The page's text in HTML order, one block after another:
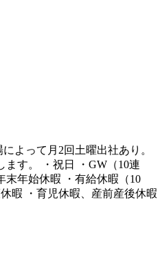
よって月2回土曜出社あり。
す。 ・祝日 ・GW（10連
末年始休暇 ・有給休暇（10
暇 ・育児休暇、産前産後休暇